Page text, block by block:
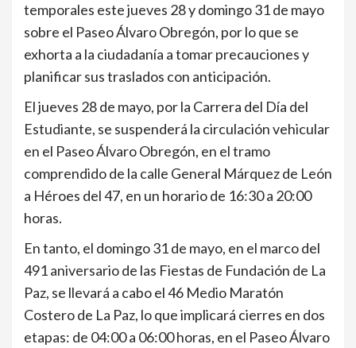
temporales este jueves 28 y domingo 31 de mayo
sobre el Paseo Álvaro Obregón, por lo que se
exhorta a la ciudadanía a tomar precauciones y
planificar sus traslados con anticipación.
El jueves 28 de mayo, por la Carrera del Día del
Estudiante, se suspenderá la circulación vehicular
en el Paseo Álvaro Obregón, en el tramo
comprendido de la calle General Márquez de León
a Héroes del 47, en un horario de 16:30 a 20:00
horas.
En tanto, el domingo 31 de mayo, en el marco del
491 aniversario de las Fiestas de Fundación de La
Paz, se llevará a cabo el 46 Medio Maratón
Costero de La Paz, lo que implicará cierres en dos
etapas: de 04:00 a 06:00 horas, en el Paseo Álvaro